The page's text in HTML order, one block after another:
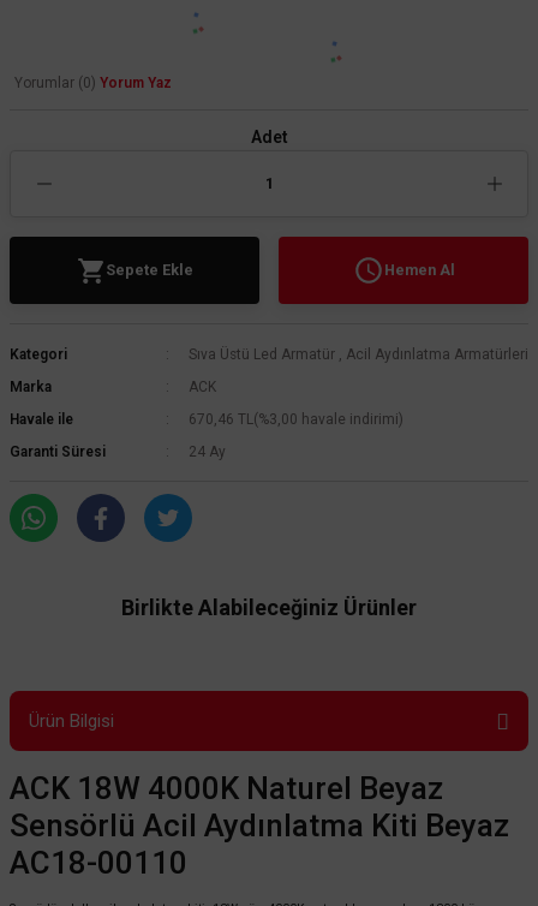
Yorumlar (0) Yorum Yaz
Adet
Sepete Ekle Hemen Al
Kategori Sıva Üstü Led Armatür
Acil Aydınlatma Armatürleri
Marka
ACK
Havale ile
670,46 TL (%3,00 havale indirimi)
Garanti Süresi
24 Ay
Birlikte Alabileceğiniz Ürünler
Ürün Bilgisi
ACK 18W 4000K Naturel Beyaz
Sensörlü Acil Aydınlatma Kiti Beyaz
AC18-00110